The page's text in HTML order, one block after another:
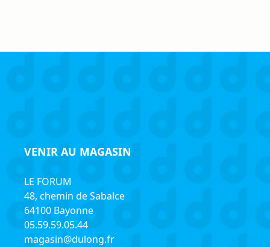
VENIR AU MAGASIN
LE FORUM
48, chemin de Sabalce
64100 Bayonne
05.59.59.05.44
magasin@dulong.fr